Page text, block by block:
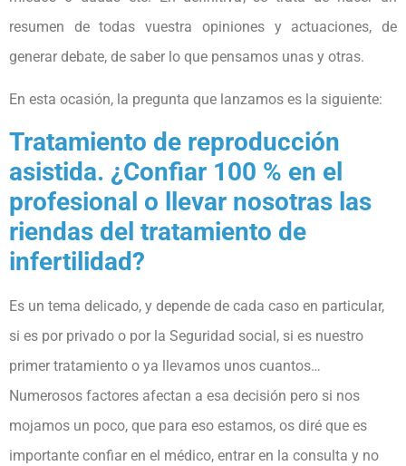
resumen de todas vuestra opiniones y actuaciones, de
generar debate, de saber lo que pensamos unas y otras.
En esta ocasión, la pregunta que lanzamos es la siguiente:
Tratamiento de reproducción
asistida. ¿Confiar 100 % en el
profesional o llevar nosotras las
riendas del tratamiento de
infertilidad?
Es un tema delicado, y depende de cada caso en particular,
si es por privado o por la Seguridad social, si es nuestro
primer tratamiento o ya llevamos unos cuantos…
Numerosos factores afectan a esa decisión pero si nos
mojamos un poco, que para eso estamos, os diré que es
importante confiar en el médico, entrar en la consulta y no